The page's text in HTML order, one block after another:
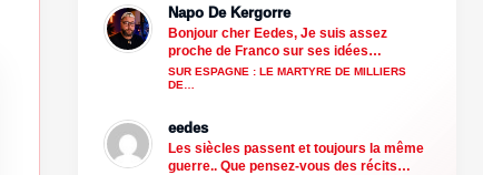
Napo De Kergorre
Bonjour cher Eedes, Je suis assez
proche de Franco sur ses idées…
SUR ESPAGNE : LE MARTYRE DE MILLIERS
DE…
eedes
Les siècles passent et toujours la même
guerre.. Que pensez-vous des récits…